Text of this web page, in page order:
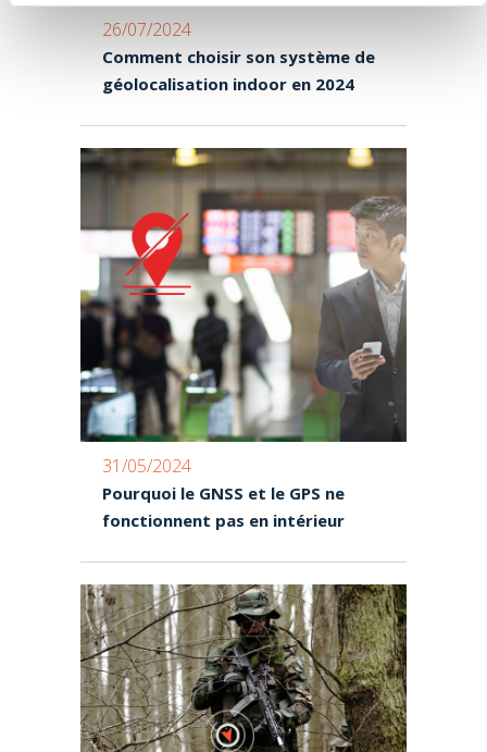
26/07/2024
Comment choisir son système de
géolocalisation indoor en 2024
31/05/2024
Pourquoi le GNSS et le GPS ne
fonctionnent pas en intérieur